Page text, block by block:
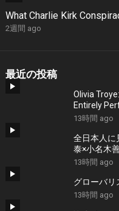
What Charlie Kirk
2週間 ago
最近の投稿
Olivia
Entirely
13時間 ago
全日本人に
泰×小名木
13時間 ago
グローバリ
13時間 ago